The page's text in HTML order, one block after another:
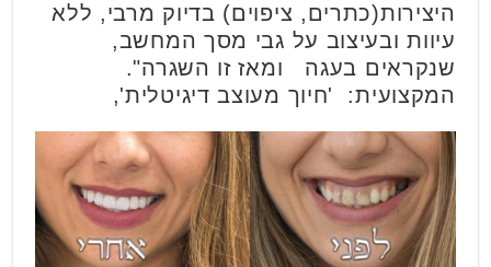
היצירות(כתרים, ציפוים) בדיוק מרבי, ללא
עיוות ובעיצוב על גבי מסך המחשב,
שנקראים בעגה ומאז זו השגרה".
המקצועית: 'חיוך מעוצב דיגיטלית',